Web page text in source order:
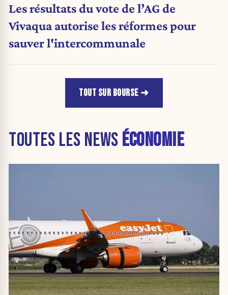
Les résultats du vote de l’AG de
Vivaqua autorise les réformes pour
sauver l'intercommunale
TOUT SUR BOURSE
TOUTES LES NEWS ÉCONOMIE